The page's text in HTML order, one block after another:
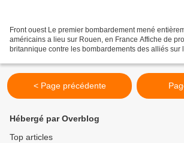
Front ouest Le premier bombardement mené
américains a lieu sur Rouen, en France Affiche de
britannique contre les bombardements des alliés sur
< Page précédente
Hébergé par Overblog
Top articles